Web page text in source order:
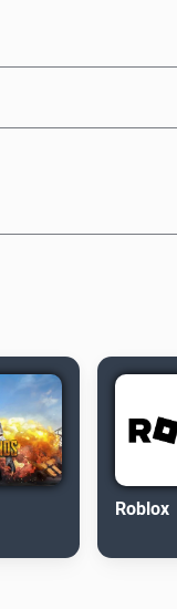
Roblox